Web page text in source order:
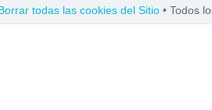
todas las cookies del Sitio • Todos